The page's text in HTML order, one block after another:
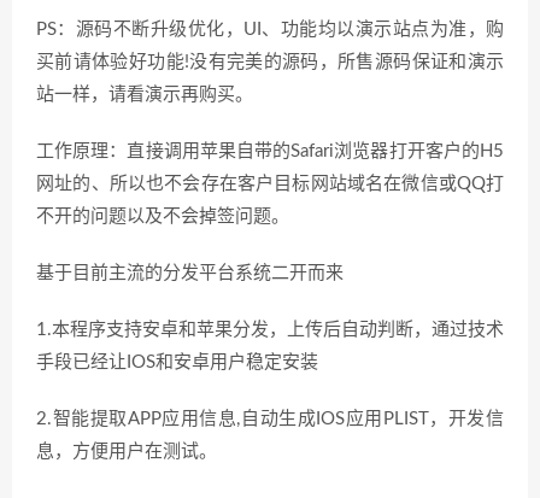
PS：源码不断升级优化，UI、功能均以演示站点为准，购
买前请体验好功能!没有完美的源码，所售源码保证和演示
站一样，请看演示再购买。
工作原理：直接调用苹果自带的Safari浏览器打开客户的H5
网址的、所以也不会存在客户目标网站域名在微信或QQ打
不开的问题以及不会掉签问题。
基于目前主流的分发平台系统二开而来
1.本程序支持安卓和苹果分发，上传后自动判断，通过技术
手段已经让IOS和安卓用户稳定安装
2.智能提取APP应用信息,自动生成IOS应用PLIST，开发信
息，方便用户在测试。